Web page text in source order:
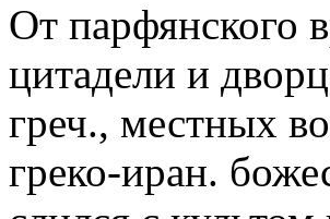
От парфянского
цитадели и
греч., местных
греко-иран.